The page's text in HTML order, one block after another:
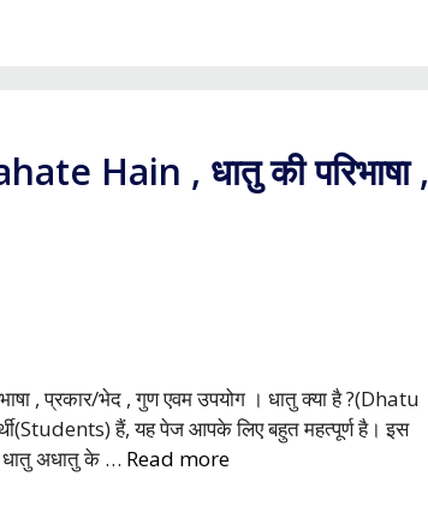
Hain , धातु की परिभाषा ,
, प्रकार/भेद , गुण एवम उपयोग । धातु क्या है ?(Dhatu
हैं, यह पेज आपके लिए बहुत महत्पूर्ण है। इस
अधातु के … Read more